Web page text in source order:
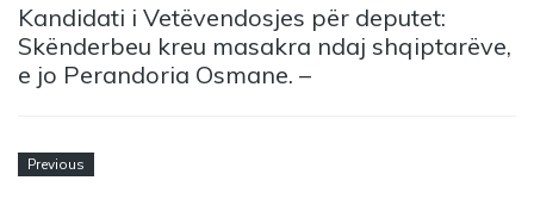
Kandidati i Vetëvendosjes për deputet:
Skënderbeu kreu masakra ndaj shqiptarëve,
e jo Perandoria Osmane. –
Previous